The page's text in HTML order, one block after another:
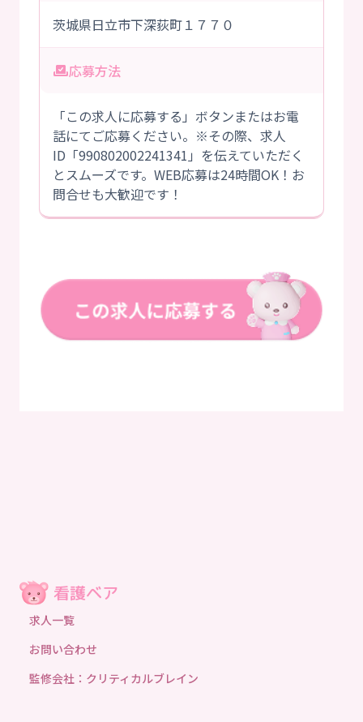
茨城県日立市下深荻町１７７０
応募方法
「この求人に応募する」ボタンまたはお電
話にてご応募ください。※その際、求人
ID「990802002241341」を伝えていただく
とスムーズです。WEB応募は24時間OK！お
問合せも大歓迎です！
求人一覧
お問い合わせ
監修会社：クリティカルブレイン